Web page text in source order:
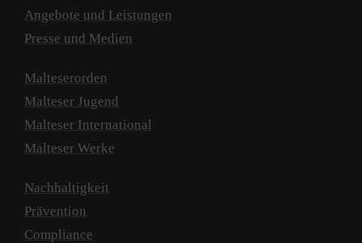
Angebote und Leistungen
Presse und Medien
Malteserorden
Malteser Jugend
Malteser International
Malteser Werke
Nachhaltigkeit
Prävention
Compliance